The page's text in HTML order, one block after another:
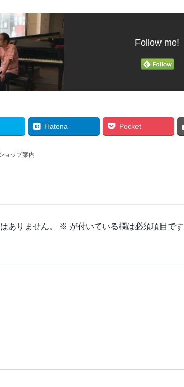
Follow me!
Hatena Pocket
ョップ案内
ありません。 ※ が付いている欄は必須項目です